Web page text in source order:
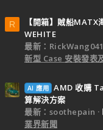
R
【開箱】賊船MATX
WEHITE
最新：
新型 Case 安裝發表
AI 應用 AMD 收購
算解決方案
最新：soothepain
業界新聞